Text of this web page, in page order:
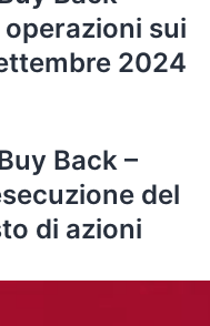
sui
2024
Back –
del
di azioni